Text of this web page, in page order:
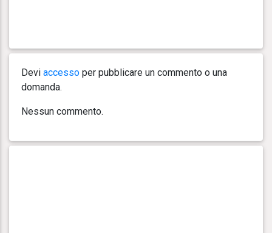
Devi accesso per pubblicare un commento o una
domanda.
Nessun commento.